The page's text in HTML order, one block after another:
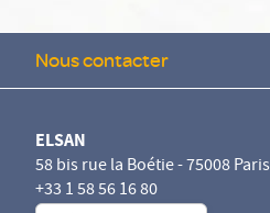
Nous contacter
ELSAN
58 bis rue la Boétie - 75008 Paris
+33 1 58 56 16 80